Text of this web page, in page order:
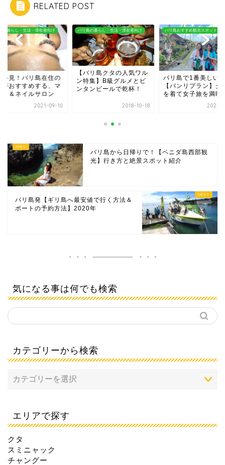
RELATED POST
の暮らし・生活・滞在者向け
リ島クタの人気ワル
集】B級グルメとビ
ンビールで乾杯！
2018-10-18
バリ島おすすめ観光スポット
バリ島で1番美しい村
【パンリプラン】クバヤ
を着て女子旅を満喫♪
2022-05-16
バリ島の暮らし・生活・滞在者
女性必見！バリ島在
女性がおすすめする
ツエク＆ネイルサロ
2021-
バリ島から日帰りで！【ペニダ島西部観
光】行き方と絶景スポット紹介
バリ島発【ギリ島へ最安値で行く方法＆
ボートの予約方法】2020年
気になる事は何でも検索
カテゴリーから検索
エリアで探す
クタ
スミニャック
チャングー